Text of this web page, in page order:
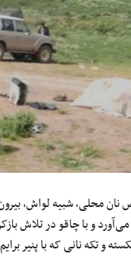
نان محلی، شبیه لواش،
و با چاقو در تلاش
و تکه نانی که با پنیر